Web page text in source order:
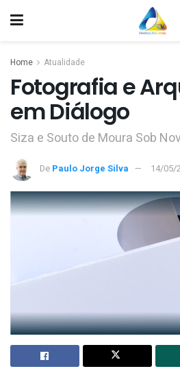
Home Atualidade
Fotografia e
em Diálogo
Siza e Souto de Moura Sob
De Paulo Jorge Silva 14/05/